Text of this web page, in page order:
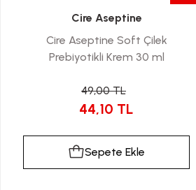
Cire Aseptine
Cire Aseptine Soft Çilek
Prebiyotikli Krem 30 ml
49,00 TL
44,10 TL
Sepete Ekle